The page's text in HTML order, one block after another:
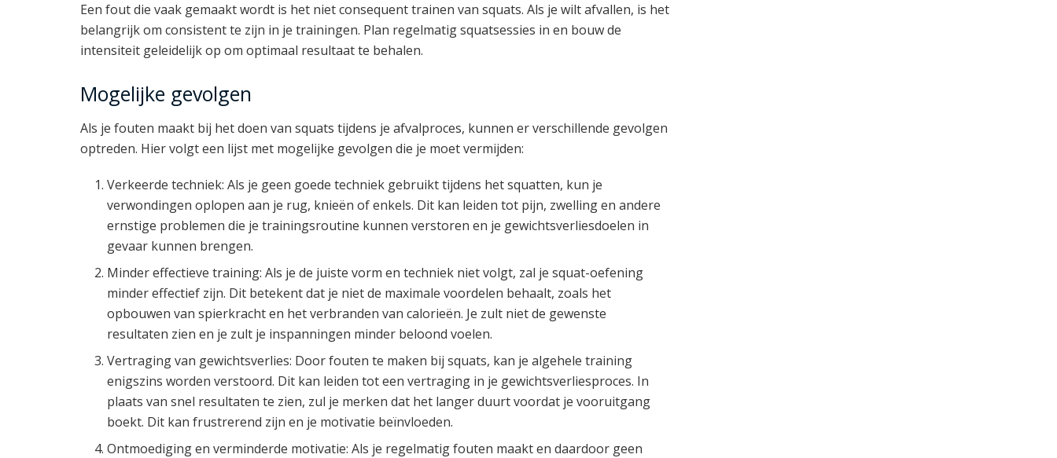
Een fout die vaak gemaakt wordt is het niet consequent trainen van squats. Als je wilt afvallen, is het
belangrijk om consistent te zijn in je trainingen. Plan regelmatig squatsessies in en bouw de
intensiteit geleidelijk op om optimaal resultaat te behalen.
Mogelijke gevolgen
Als je fouten maakt bij het doen van squats tijdens je afvalproces, kunnen er verschillende gevolgen
optreden. Hier volgt een lijst met mogelijke gevolgen die je moet vermijden:
Verkeerde techniek: Als je geen goede techniek gebruikt tijdens het squatten, kun je
verwondingen oplopen aan je rug, knieën of enkels. Dit kan leiden tot pijn, zwelling en andere
ernstige problemen die je trainingsroutine kunnen verstoren en je gewichtsverliesdoelen in
gevaar kunnen brengen.
Minder effectieve training: Als je de juiste vorm en techniek niet volgt, zal je squat-oefening
minder effectief zijn. Dit betekent dat je niet de maximale voordelen behaalt, zoals het
opbouwen van spierkracht en het verbranden van calorieën. Je zult niet de gewenste
resultaten zien en je zult je inspanningen minder beloond voelen.
Vertraging van gewichtsverlies: Door fouten te maken bij squats, kan je algehele training
enigszins worden verstoord. Dit kan leiden tot een vertraging in je gewichtsverliesproces. In
plaats van snel resultaten te zien, zul je merken dat het langer duurt voordat je vooruitgang
boekt. Dit kan frustrerend zijn en je motivatie beïnvloeden.
Ontmoediging en verminderde motivatie: Als je regelmatig fouten maakt en daardoor geen